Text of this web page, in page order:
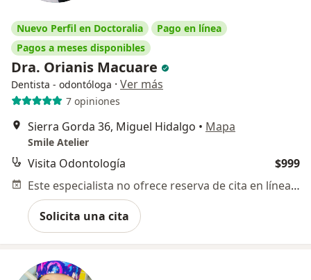
Nuevo Perfil en Doctoralia
Pago en línea
Pagos a meses disponibles
Dra. Orianis Macuare
Dentista - odontóloga · Ver más
7 opiniones
Sierra Gorda 36, Miguel Hidalgo • Mapa
Smile Atelier
Visita Odontología
$999
Este especialista no ofrece reserva de cita en línea en esta dirección.
Solicita una cita